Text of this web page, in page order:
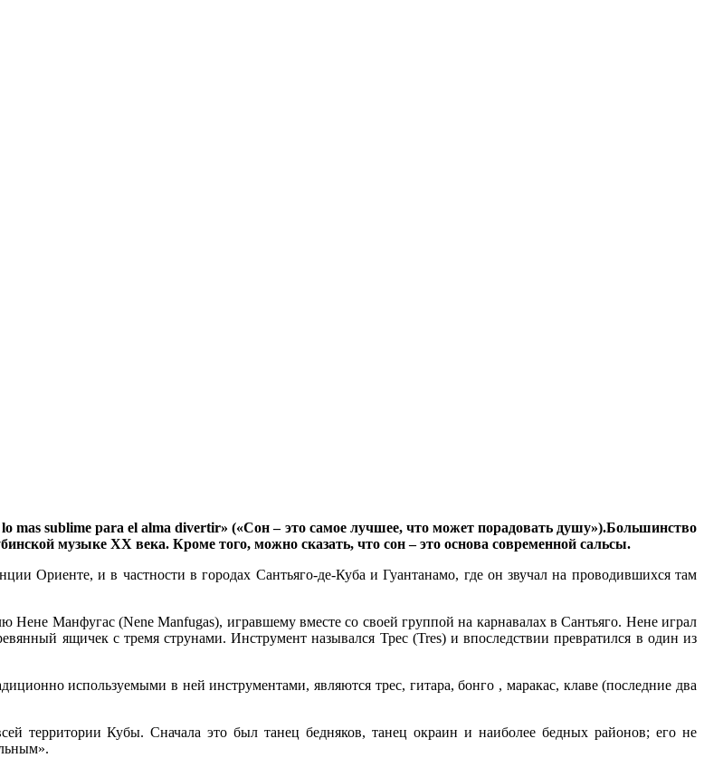
mas sublime para el alma divertir» («Сон – это самое лучшее, что может порадовать душу»).Большинство
музыке XX века. Кроме того, можно сказать, что сон – это основа современной сальсы.
Ориенте, и в частности в городах Сантьяго-де-Куба и Гуантанамо, где он звучал на проводившихся там
Нене Манфугас (Nene Manfugas), игравшему вместе со своей группой на карнавалах в Сантьяго. Нене играл
ящичек с тремя струнами. Инструмент назывался Трес (Tres) и впоследствии превратился в один из
используемыми в ней инструментами, являются трес, гитара, бонго , маракас, клаве (последние два
территории Кубы. Сначала это был танец бедняков, танец окраин и наиболее бедных районов; его не